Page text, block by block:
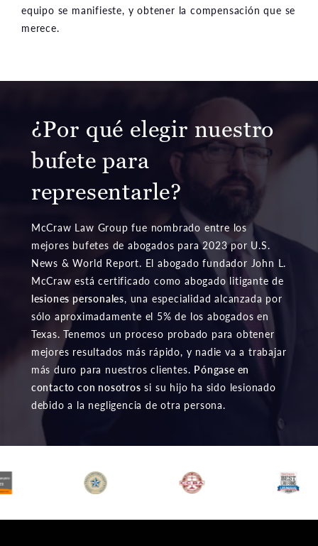
equipo se manifieste, y obtener la compensación que se
merece.
¿Por qué elegir nuestro
bufete para
representarle?
McCraw Law Group fue nombrado entre los
mejores bufetes de abogados para 2023 por U.S.
News & World Report. El abogado fundador John L.
McCraw está certificado como abogado litigante de
lesiones personales, una especialidad alcanzada por
sólo aproximadamente el 5% de los abogados en
Texas. Tenemos un proceso probado para obtener
mejores resultados más rápido, y nadie va a trabajar
más duro para nuestros clientes. Póngase en
contacto con nosotros si su hijo ha sido lesionado
debido a la negligencia de otra persona.